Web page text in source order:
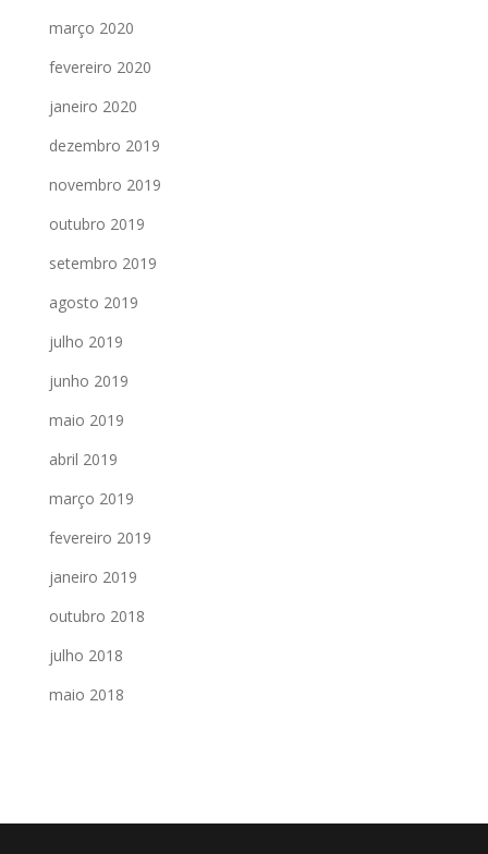
março 2020
fevereiro 2020
janeiro 2020
dezembro 2019
novembro 2019
outubro 2019
setembro 2019
agosto 2019
julho 2019
junho 2019
maio 2019
abril 2019
março 2019
fevereiro 2019
janeiro 2019
outubro 2018
julho 2018
maio 2018